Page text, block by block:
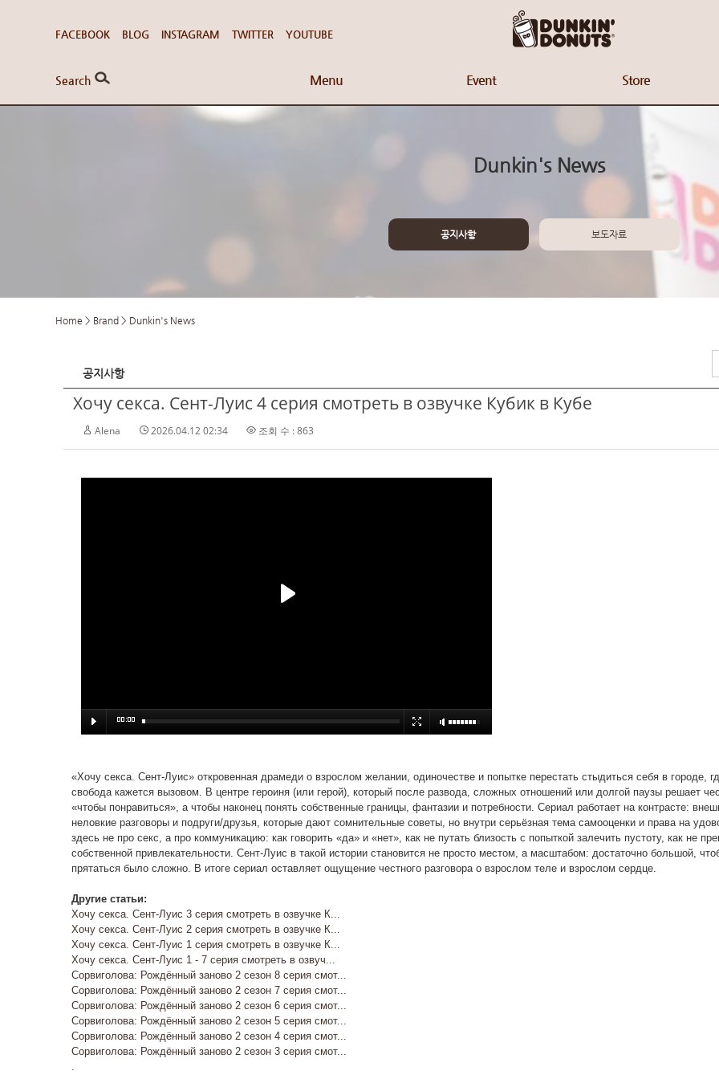
FACEBOOK BLOG INSTAGRAM TWITTER YOUTUBE
Search Menu Event Store
Dunkin's News
Home > Brand > Dunkin's News
공지사항 보도자료
공지사항
Хочу секса. Сент-Луис 4 серия смотреть в озвучке Кубик в Кубе
Alena 2026.04.12 02:34 조회 수 : 863
«Хочу секса. Сент-Луис» откровенная драмеди о взрослом желании, одиночестве и попытке перестать стыдиться себя в городе,
свобода кажется вызовом. В центре героиня (или герой), который после развода, сложных отношений или долгой паузы решает
«чтобы понравиться», а чтобы наконец понять собственные границы, фантазии и потребности. Сериал работает на контрасте:
неловкие разговоры и подруги/друзья, которые дают сомнительные советы, но внутри серьёзная тема самооценки и права на
здесь не про секс, а про коммуникацию: как говорить «да» и «нет», как не путать близость с попыткой залечить пустоту, как не
собственной привлекательности. Сент‑Луис в такой истории становится не просто местом, а масштабом: достаточно большой,
прятаться было сложно. В итоге сериал оставляет ощущение честного разговора о взрослом теле и взрослом сердце.
Другие статьи:
Хочу секса. Сент-Луис 3 серия смотреть в озвучке К...
Хочу секса. Сент-Луис 2 серия смотреть в озвучке К...
Хочу секса. Сент-Луис 1 серия смотреть в озвучке К...
Хочу секса. Сент-Луис 1 - 7 серия смотреть в озвуч...
Сорвиголова: Рождённый заново 2 сезон 8 серия смот...
Сорвиголова: Рождённый заново 2 сезон 7 серия смот...
Сорвиголова: Рождённый заново 2 сезон 6 серия смот...
Сорвиголова: Рождённый заново 2 сезон 5 серия смот...
Сорвиголова: Рождённый заново 2 сезон 4 серия смот...
Сорвиголова: Рождённый заново 2 сезон 3 серия смот...
.